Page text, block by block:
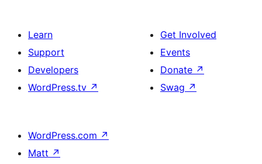
Learn
Support
Developers
WordPress.tv ↗
Get Involved
Events
Donate ↗
Swag ↗
WordPress.com ↗
Matt ↗